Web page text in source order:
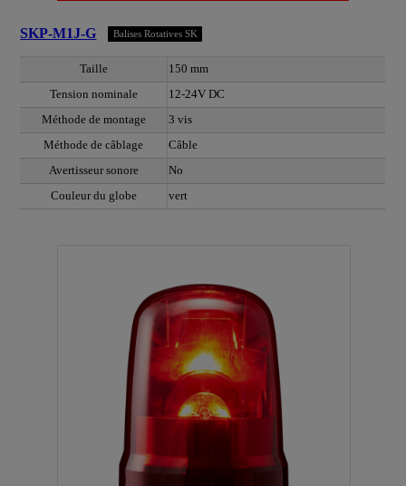
SKP-M1J-G Balises Rotatives SK
Taille
150 mm
Tension nominale
12-24V DC
Méthode de montage
3 vis
Méthode de câblage
Câble
Avertisseur sonore
No
Couleur du globe
vert